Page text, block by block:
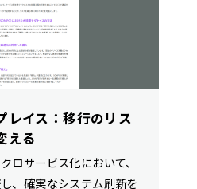
レイス：移行のリス
える
ロサービス化において、
、確実なシステム刷新を